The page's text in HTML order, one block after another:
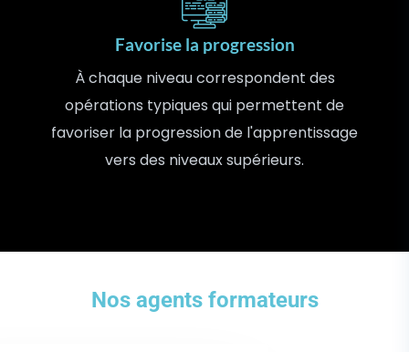
Favorise la progression
À chaque niveau correspondent des
opérations typiques qui permettent de
favoriser la progression de l'apprentissage
vers des niveaux supérieurs.
01
Nos agents formateurs